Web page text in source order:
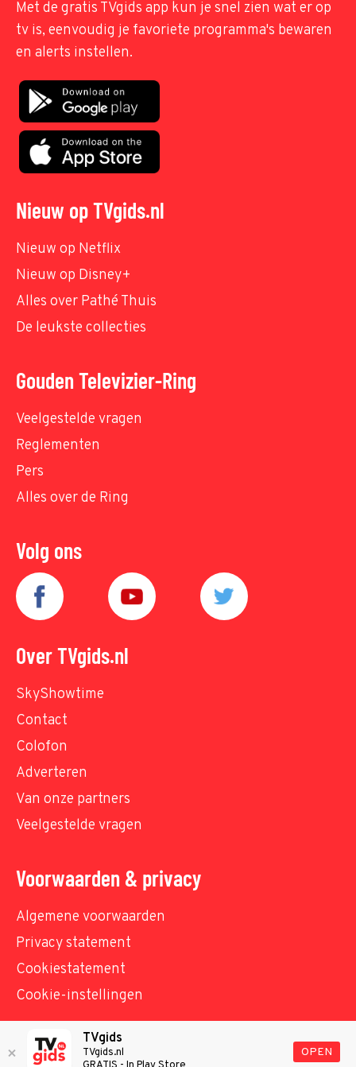
Met de gratis TVgids app kun je snel zien wat er op
tv is, eenvoudig je favoriete programma's bewaren
en alerts instellen.
Nieuw op TVgids.nl
Nieuw op Netflix
Nieuw op Disney+
Alles over Pathé Thuis
De leukste collecties
Gouden Televizier-Ring
Veelgestelde vragen
Reglementen
Pers
Alles over de Ring
Volg ons
Over TVgids.nl
SkyShowtime
Contact
Colofon
Adverteren
Van onze partners
Veelgestelde vragen
Voorwaarden & privacy
Algemene voorwaarden
Privacy statement
Cookiestatement
Cookie-instellingen
© TVgids.nl 2026 - All rights reserved. No text and
TVgids
TVgids.nl
OPEN